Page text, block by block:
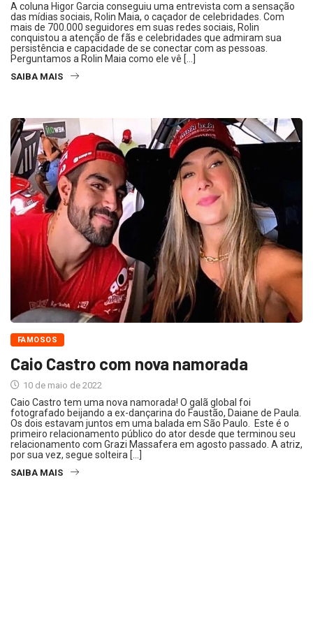
A coluna Higor Garcia conseguiu uma entrevista com a sensação
das mídias sociais, Rolin Maia, o caçador de celebridades. Com
mais de 700.000 seguidores em suas redes sociais, Rolin
conquistou a atenção de fãs e celebridades que admiram sua
persistência e capacidade de se conectar com as pessoas.
Perguntamos a Rolin Maia como ele vê […]
SAIBA MAIS
FAMOSOS
Caio Castro com nova namorada
10 de maio de 2022
Caio Castro tem uma nova namorada! O galã global foi
fotografado beijando a ex-dançarina do Faustão, Daiane de Paula.
Os dois estavam juntos em uma balada em São Paulo. Este é o
primeiro relacionamento público do ator desde que terminou seu
relacionamento com Grazi Massafera em agosto passado. A atriz,
por sua vez, segue solteira […]
SAIBA MAIS